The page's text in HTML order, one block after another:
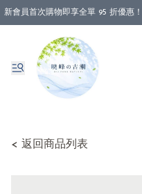
新會員首次購物即享全單 95 折優惠！
消費即享全單 88 折優惠！
< 返回商品列表